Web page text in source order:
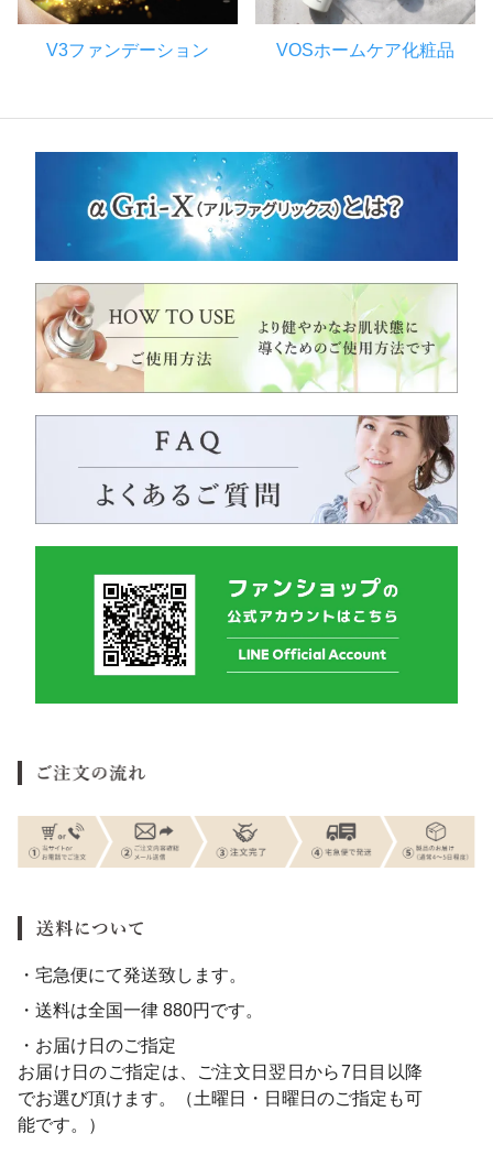
V3ファンデーション VOSホームケア化粧品
・宅急便にて発送致します。
・送料は全国一律 880円です。
・お届け日のご指定
お届け日のご指定は、ご注文日翌日から7日目以降
でお選び頂けます。（土曜日・日曜日のご指定も可
能です。）